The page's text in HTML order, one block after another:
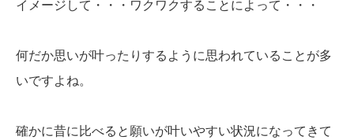
イメージして・・・ワクワクすることによって・・・
何だか思いが叶ったりするように思われていることが多
いですよね。
確かに昔に比べると願いが叶いやすい状況になってきて